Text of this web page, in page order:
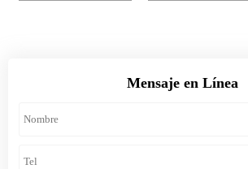
Mensaje en Línea